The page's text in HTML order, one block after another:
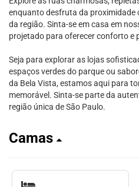
enquanto desfruta da proximidade
da região. Sinta-se em casa em
projetado para oferecer conforto e
Seja para explorar as lojas
espaços verdes do parque ou
da Bela Vista, estamos aqui para
memorável. Sinta-se parte da
região única de São Paulo.
Camas